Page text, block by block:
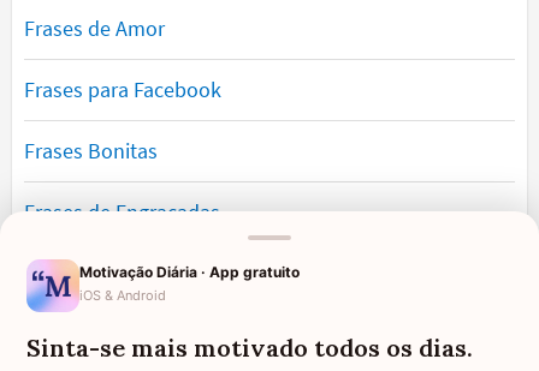
Frases de Amor
Frases para Facebook
Frases Bonitas
Frases de Engraçadas
Frases Românticas
Frases de Reflexão
Motivação Diária · App gratuito
iOS & Android
Sinta-se mais motivado todos os dias.